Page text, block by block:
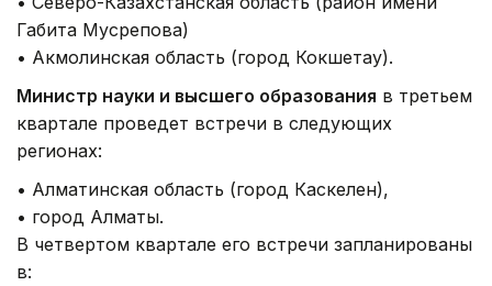
Габита Мусрепова)
• Акмолинская область (город Кокшетау).
Министр науки и высшего образования в третьем
квартале проведет встречи в следующих
регионах:
• Алматинская область (город Каскелен),
• город Алматы.
В четвертом квартале его встречи запланированы
в: